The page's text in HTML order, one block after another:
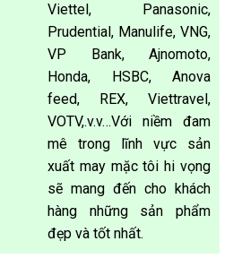
Viettel, Panasonic,
Prudential, Manulife, VNG,
VP Bank, Ajnomoto,
Honda, HSBC, Anova
feed, REX, Viettravel,
VOTV,.v.v…Với niềm đam
mê trong lĩnh vực sản
xuất may mặc tôi hi vọng
sẽ mang đến cho khách
hàng những sản phẩm
đẹp và tốt nhất.